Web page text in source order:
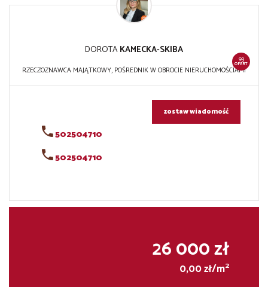
93
OFERT
DOROTAKAMECKA-SKIBA
RZECZOZNAWCA MAJĄTKOWY, POŚREDNIK W OBROCIE NIERUCHOMOŚCIAMI
502504710
502504710
zostaw wiadomość
26 000 zł
0,00 zł/m2